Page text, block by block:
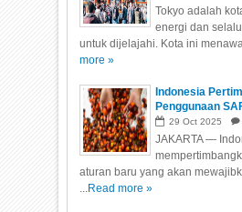
Tokyo adalah
energi dan
untuk dijelajahi. Kota ini
more »
Indonesia
Penggunaan
Penerbangan
2026
29 Oct 2025
JAKARTA —
aturan baru yang akan
...Read more »